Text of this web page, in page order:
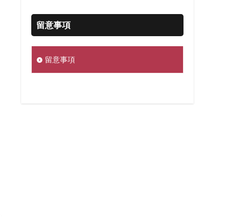
留意事項
留意事項